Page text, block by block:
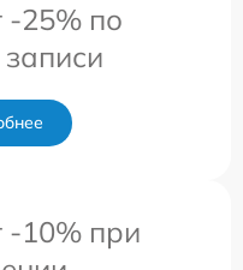
-25% по
-10% при